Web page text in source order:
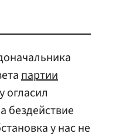
партии
огласил
бездействие
у нас не